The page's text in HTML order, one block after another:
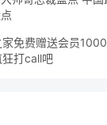
家免费赠送会员
狂打call吧